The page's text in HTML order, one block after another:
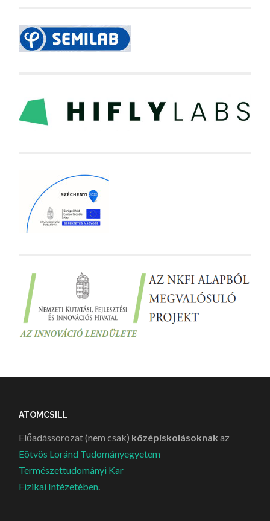
ATOMCSILL
Előadássorozat (nem csak) középiskolásoknak az
Eötvös Loránd Tudományegyetem
Természettudományi Kar
Fizikai Intézetében.